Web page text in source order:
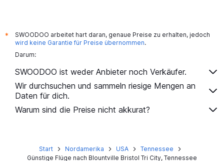
*
SWOODOO arbeitet hart daran, genaue Preise zu erhalten, jedoch
wird keine Garantie für Preise übernommen.
Darum:
SWOODOO ist weder Anbieter noch Verkäufer.
Wir durchsuchen und sammeln riesige Mengen an
Daten für dich.
Warum sind die Preise nicht akkurat?
Start Nordamerika USA
Tennessee
Günstige Flüge nach Blountville Bristol Tri City, Tennessee